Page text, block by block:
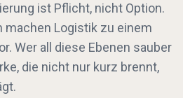
ist Pflicht, nicht Option.
machen Logistik zu einem
Wer all diese Ebenen sauber
die nicht nur kurz brennt,